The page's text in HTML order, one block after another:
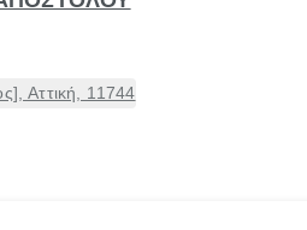
Αττική, 11744